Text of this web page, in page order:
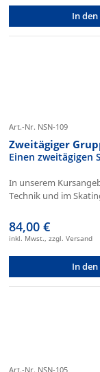
In
Art.-Nr. NSN-109
Zweitägiger
Einen zweitägigen
In unserem
Technik und im
84,00 €
inkl. Mwst., zzgl. Versand
In
Art.-Nr. NSN-105